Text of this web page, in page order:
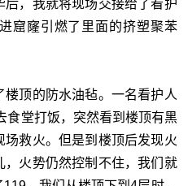
，我就将现场交接给了看护
窟窿引燃了里面的挤塑聚苯
顶的防水油毡。一名看护人
食堂打饭，突然看到楼顶有黑
救火。但是到楼顶后发现火
火势仍然控制不住，我们就